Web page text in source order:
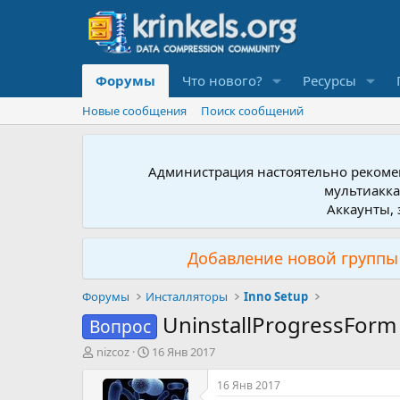
Форумы Что нового? Ресурсы
Новые сообщения Поиск сообщений
Администрация настоятельно
Аккаунты,
Добавление новой
Форумы Инсталляторы Inno Setup
Вопрос
А
nizcoz
Д
т
16 Янв 2017
16 Янв 2017